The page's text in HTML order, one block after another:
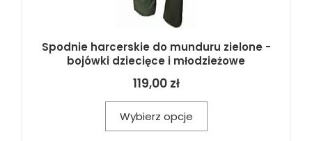
Spodnie harcerskie do munduru zielone -
bojówki dziecięce i młodzieżowe
119,00 zł
Wybierz opcje